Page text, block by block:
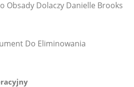
Obsady Dolaczy Danielle Brooks
Do Eliminowania